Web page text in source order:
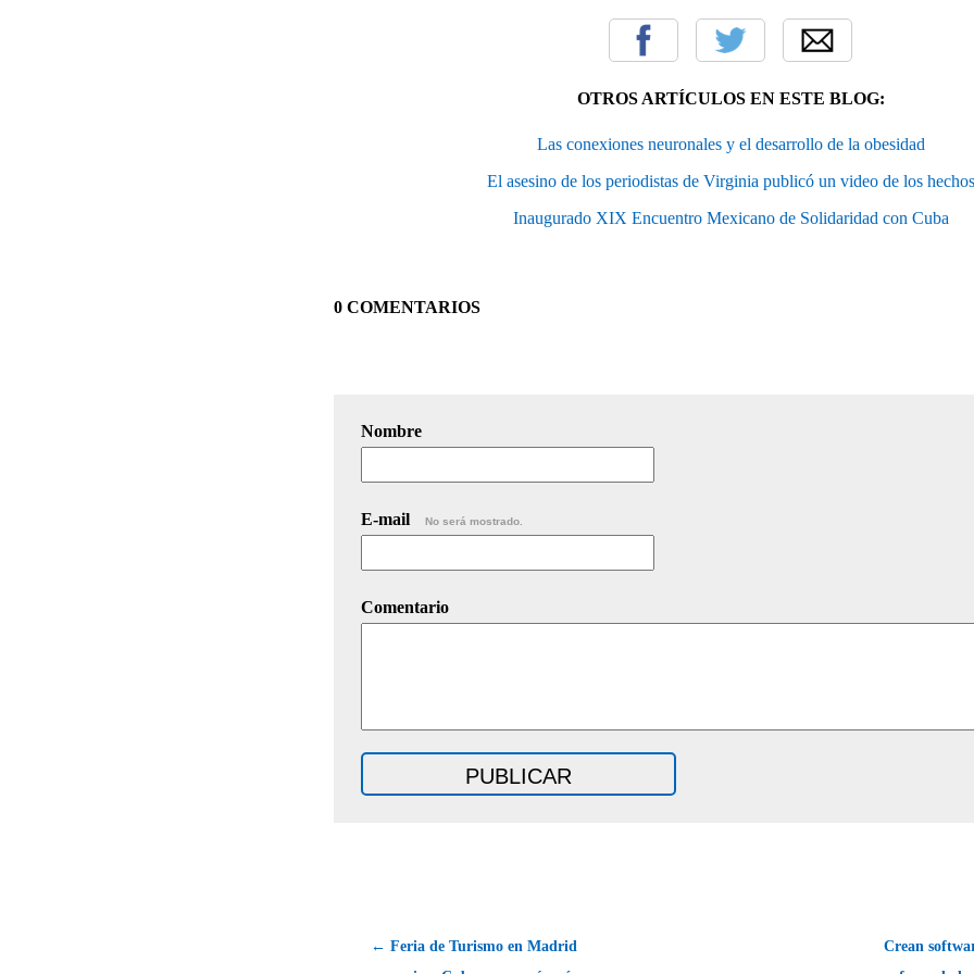
OTROS ARTÍCULOS EN ESTE BLOG:
Las conexiones neuronales y el desarrollo de la obesidad
El asesino de los periodistas de Virginia publicó un video de los hechos
Inaugurado XIX Encuentro Mexicano de Solidaridad con Cuba
0 COMENTARIOS
Nombre
E-mail No será mostrado.
Comentario
← Feria de Turismo en Madrid
Crean